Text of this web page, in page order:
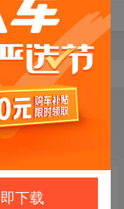
下载
现代 陆风
减少筛选条件试试。
辆